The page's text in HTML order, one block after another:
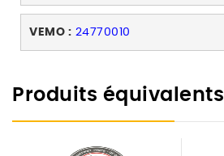
VEMO : 24770010
Produits équivalents